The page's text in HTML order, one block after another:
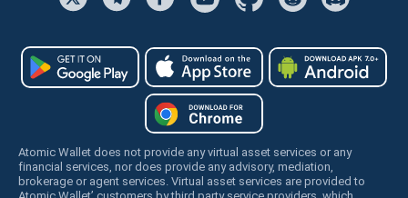
Atomic Wallet does not provide any virtual asset services or any
financial services, nor does provide any advisory, mediation,
brokerage or agent services. Virtual asset services are provided to